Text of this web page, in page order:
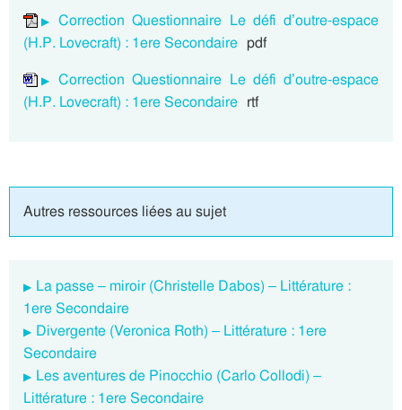
Correction Questionnaire Le défi d’outre-espace
(H.P. Lovecraft) : 1ere Secondaire pdf
Correction Questionnaire Le défi d’outre-espace
(H.P. Lovecraft) : 1ere Secondaire rtf
Autres ressources liées au sujet
La passe – miroir (Christelle Dabos) – Littérature :
1ere Secondaire
Divergente (Veronica Roth) – Littérature : 1ere
Secondaire
Les aventures de Pinocchio (Carlo Collodi) –
Littérature : 1ere Secondaire